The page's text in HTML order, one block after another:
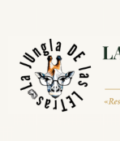
contenido